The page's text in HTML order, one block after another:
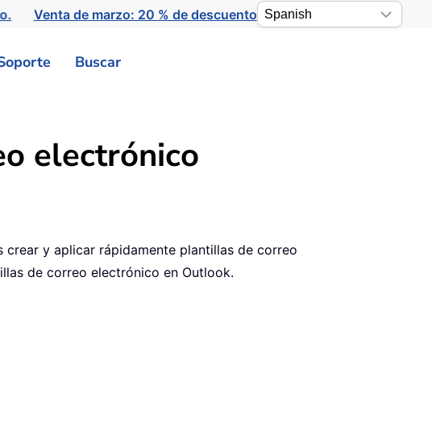
Venta de marzo: 20 % de descuento
Buscar
electrónico
crear y aplicar rápidamente plantillas de correo
de correo electrónico en Outlook.